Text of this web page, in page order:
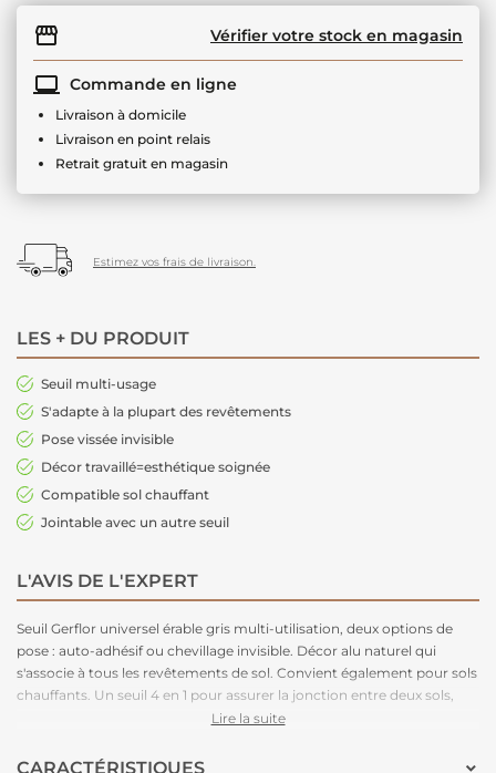
Vérifier votre stock en magasin
Commande en ligne
Livraison à domicile
Livraison en point relais
Retrait gratuit en magasin
Estimez vos frais de livraison.
LES + DU PRODUIT
Seuil multi-usage
S'adapte à la plupart des revêtements
Pose vissée invisible
Décor travaillé=esthétique soignée
Compatible sol chauffant
Jointable avec un autre seuil
L'AVIS DE L'EXPERT
Seuil Gerflor universel érable gris multi-utilisation, deux options de
pose : auto-adhésif ou chevillage invisible. Décor alu naturel qui
s'associe à tous les revêtements de sol. Convient également pour sols
chauffants. Un seuil 4 en 1 pour assurer la jonction entre deux sols,
avec ou sans rattrapage de niveau. Le seuil peut également être utlisé
de les racorder les uns aux autres. Convient à la pluspart des
Lire la suite
CARACTÉRISTIQUES